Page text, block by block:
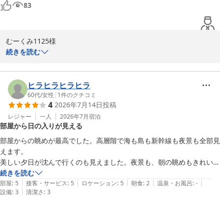
83
むーくみ1125様
います。
立地、設備へのお褒めのお言葉に加え、全項目満点のご評価まで頂
戴し、大変光栄に存じております。
ご提言いただきましたカードキーの置き場所に関しましては内部検
討させていただき、併せまして引き続きサービスの充実に努めて参
りますので、今後共ご愛顧賜りたく、むーくみ1125様の次回のご滞
在を心よりお待ち申し上げております。
リーガロイヤルホテル小倉　お客様サービス担当支配人
リーガロイヤルホテル小倉
2026-07-21
続きを読む
ヒラヒラヒラヒラ
60代/女性 | 1件のクチコミ
4 2026年7月14日投稿
レジャー 一人 2026年7月宿泊
部屋から日の入りが見える
部屋からの眺めが最高でした。高層階で海も島も新幹線も夜景も全部見
えます。
美しい夕日が沈んで行くのも見えました。夜景も、朝の眺めもきれいで
いつまでも見ていられるほどです。
朝食バイキングはリーガロイヤルさんへの期待が高過ぎて少々思ってい
たのと違いました。フレンチトーストが最初から冷めていたり、ソーセ
続きを読む
部屋: 5 | 接客・サービス: 5 | ロケーション: 5 | 朝食: 2 | 温泉・お風呂: - |
設備: 3 | 清潔さ: 3